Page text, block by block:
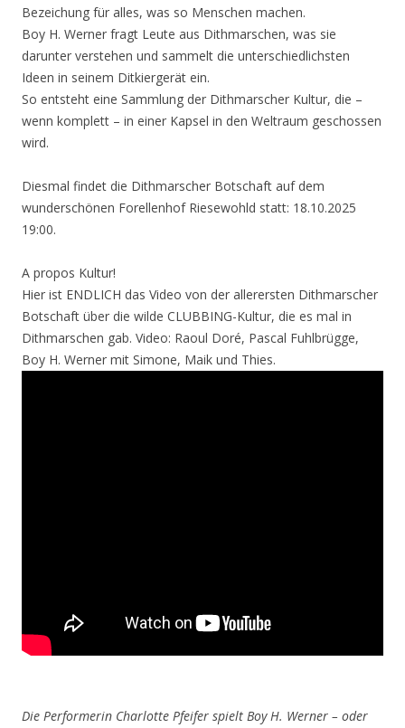
Bezeichung für alles, was so Menschen machen.
Boy H. Werner fragt Leute aus Dithmarschen, was sie
darunter verstehen und sammelt die unterschiedlichsten
Ideen in seinem Ditkiergerät ein.
So entsteht eine Sammlung der Dithmarscher Kultur, die –
wenn komplett – in einer Kapsel in den Weltraum geschossen
wird.
Diesmal findet die Dithmarscher Botschaft auf dem
wunderschönen Forellenhof Riesewohld statt: 18.10.2025
19:00.
A propos Kultur!
Hier ist ENDLICH das Video von der allerersten Dithmarscher
Botschaft über die wilde CLUBBING-Kultur, die es mal in
Dithmarschen gab. Video: Raoul Doré, Pascal Fuhlbrügge,
Boy H. Werner mit Simone, Maik und Thies.
Die Performerin Charlotte Pfeifer spielt Boy H. Werner – oder